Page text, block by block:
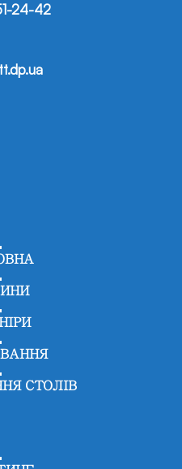
24-42
СТОЛІВ